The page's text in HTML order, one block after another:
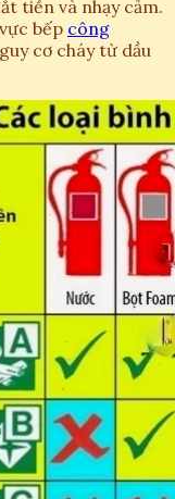
tiền và nhạy cảm.
bếp công
cơ cháy từ dầu